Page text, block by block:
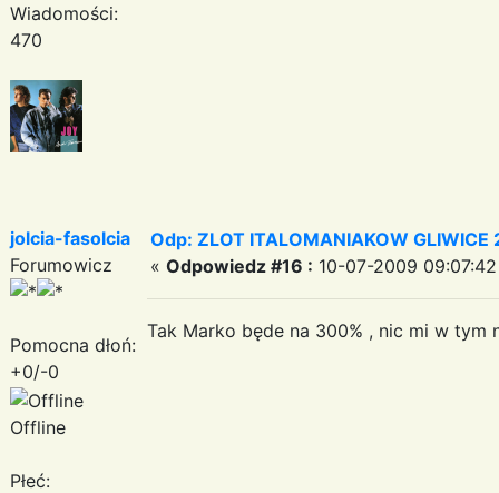
Wiadomości:
470
jolcia-fasolcia
Forumowicz
Pomocna dłoń:
+0/-0
Offline
Płeć:
Odp: ZLOT ITALOMANIAKOW
« Odpowiedz #16 : 10-07-2009
Tak Marko będe na 300% , nic mi w